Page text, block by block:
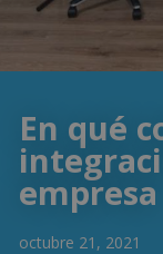
En qué
empresa
octubre 21, 2021